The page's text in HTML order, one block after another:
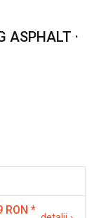
ASPHALT ·
*